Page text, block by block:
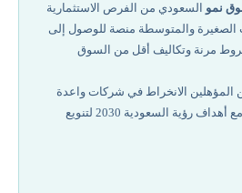
للإدراج
نمو السعودي من الفرص الاستثمارية
الصغيرة والمتوسطة منصة للوصول إلى
مرنة وتكاليف أقل من السوق
المؤهلين الانخراط في شركات واعدة
وسريعة النمو، بما يتماشى مع أهداف رؤية السعودية 2030 لتنويع